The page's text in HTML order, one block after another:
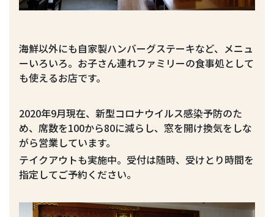
海鮮以外にも自家製ハンバーグステーキなど、メニュ
ーいろいろ。お子さん連れファミリーの食事処として
も使えるお店です。
2020年9月現在、新型コロナウイルス感染予防のた
め、席数を100から80に減らし、窓を開け換気をしな
がら営業しています。
テイクアウトも実施中。受付は随時、受けとり時間を
指定してご予約ください。